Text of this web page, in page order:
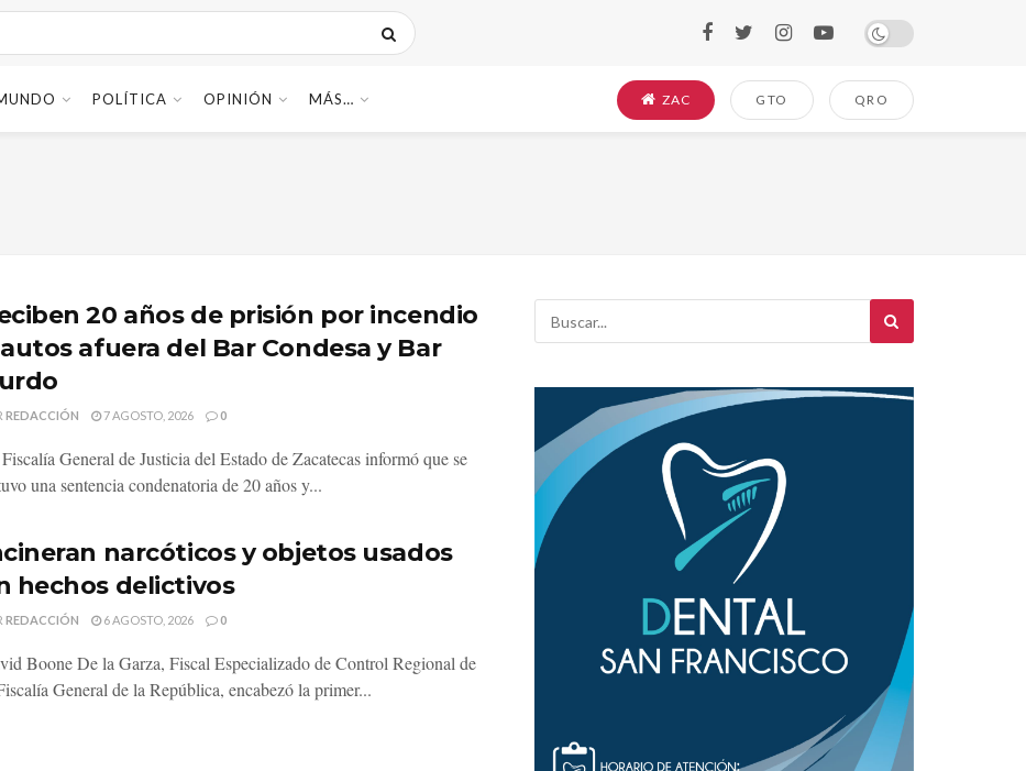
POLÍTICA OPINIÓN MÁS… ZAC GTO QRO
20 años de prisión por incendio
afuera del Bar Condesa y Bar
REDACCIÓN 7 AGOSTO, 2026 0
General de Justicia del Estado de Zacatecas informó que se
una sentencia condenatoria de 20 años y...
narcóticos y objetos usados
hechos delictivos
REDACCIÓN 6 AGOSTO, 2026 0
Boone De la Garza, Fiscal Especializado de Control Regional de
General de la República, encabezó la primer...